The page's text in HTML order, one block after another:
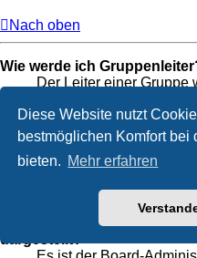
Diese Website nutzt
bestmöglichen Komfort bei
bieten. Mehr erfahren
Nach oben
Wie werde ich
Der Leiter einer Gruppe
Board-Administration
wird. Wenn du eine
möchtest, dann solltest
kontaktieren.
Weshalb werden
dargestellt?